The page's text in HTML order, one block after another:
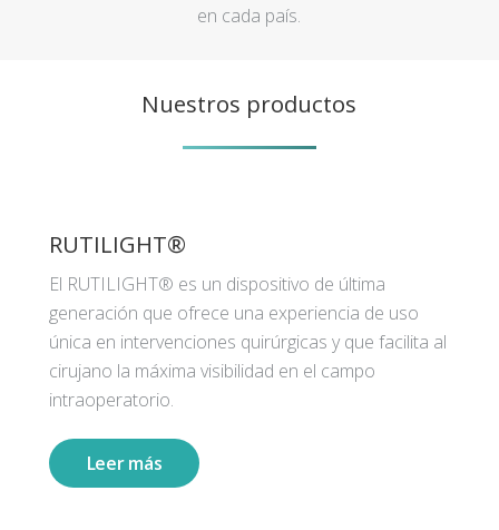
en cada país.
Nuestros productos
RUTILIGHT®
El RUTILIGHT® es un dispositivo de última
generación que ofrece una experiencia de uso
única en intervenciones quirúrgicas y que facilita al
cirujano la máxima visibilidad en el campo
intraoperatorio.
Leer más